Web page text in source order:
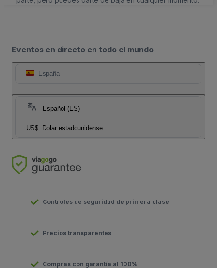
Eventos en directo en todo el mundo
España
Español (ES)
US$ Dolar estadounidense
Controles de seguridad de primera clase
Precios transparentes
Compras con garantía al 100%